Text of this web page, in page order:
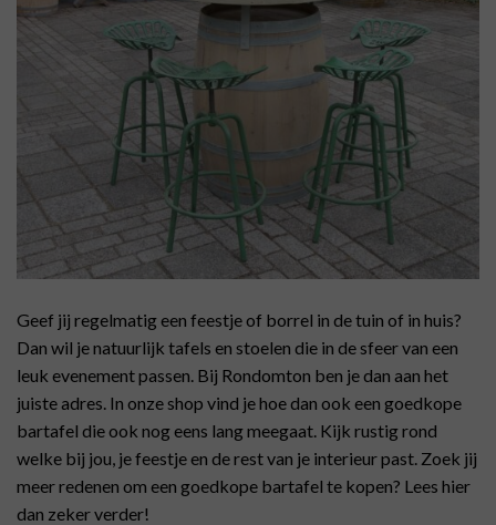
Geef jij regelmatig een feestje of borrel in de tuin of in huis?
Dan wil je natuurlijk tafels en stoelen die in de sfeer van een
leuk evenement passen. Bij Rondomton ben je dan aan het
juiste adres. In onze shop vind je hoe dan ook een goedkope
bartafel die ook nog eens lang meegaat. Kijk rustig rond
welke bij jou, je feestje en de rest van je interieur past. Zoek jij
meer redenen om een goedkope bartafel te kopen? Lees hier
dan zeker verder!